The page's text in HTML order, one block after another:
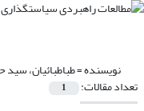
نویسنده =طباطبائیان، سید
تعداد مقالات: 1